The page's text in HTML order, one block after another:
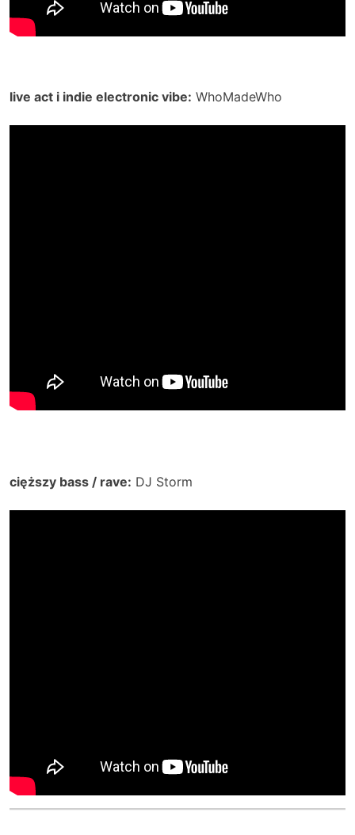
live act i indie electronic vibe: WhoMadeWho
cięższy bass / rave: DJ Storm